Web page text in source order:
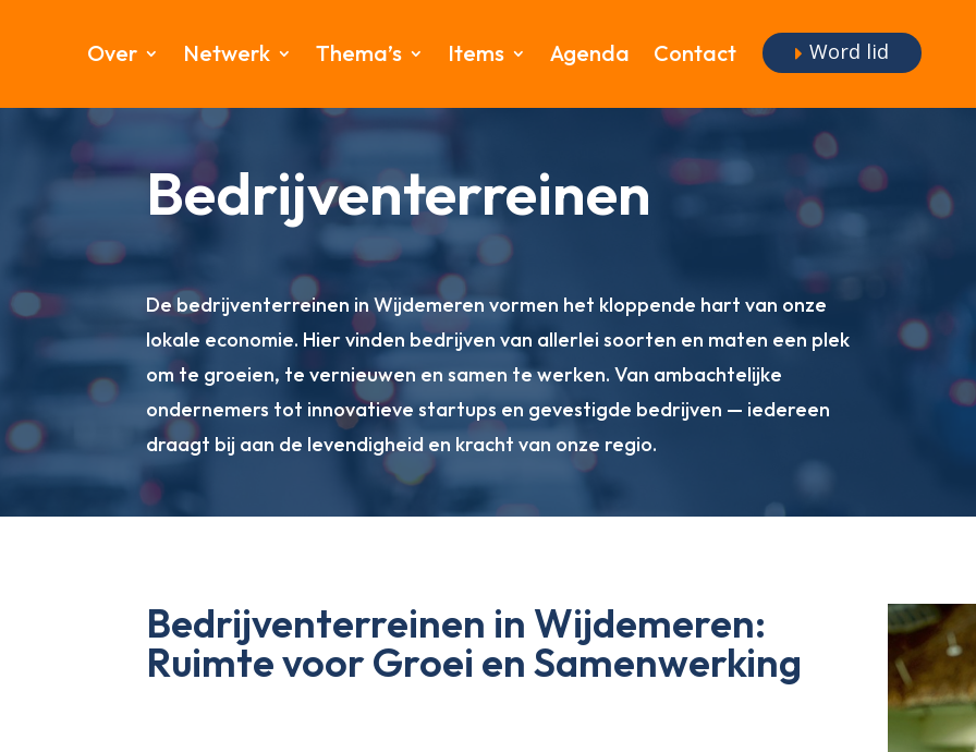
Over Netwerk Thema’s Items Agenda Contact Word lid
Bedrijventerreinen
De bedrijventerreinen in Wijdemeren vormen het kloppende hart van onze
lokale economie. Hier vinden bedrijven van allerlei soorten en maten een plek
om te groeien, te vernieuwen en samen te werken. Van ambachtelijke
ondernemers tot innovatieve startups en gevestigde bedrijven — iedereen
draagt bij aan de levendigheid en kracht van onze regio.
Bedrijventerreinen in Wijdemeren:
Ruimte voor Groei en Samenwerking